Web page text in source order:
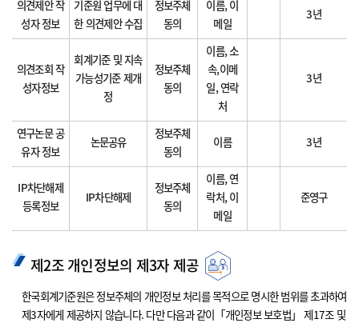
의견제안 작
성자 정보
기준원 업무에 대
한 의견제안 수집
정보주체
동의
이름, 이
메일
3년
의견조회 작
성자정보
회계기준 및 지속
가능성기준 제개
정
정보주체
동의
이름, 소
속,이메
일, 연락
처
3년
연구논문 공
유자 정보
논문공유
정보주체
동의
이름 3년
IP차단해제
등록정보
IP차단해제
정보주체
동의
이름, 연
락처, 이
메일
준영구
제2조 개인정보의 제3자 제공
한국회계기준원은 정보주체의 개인정보 처리를 목적으로 명시한 범위를 초과하여
제3자에게 제공하지 않습니다. 다만 다음과 같이「개인정보 보호법」 제17조 및